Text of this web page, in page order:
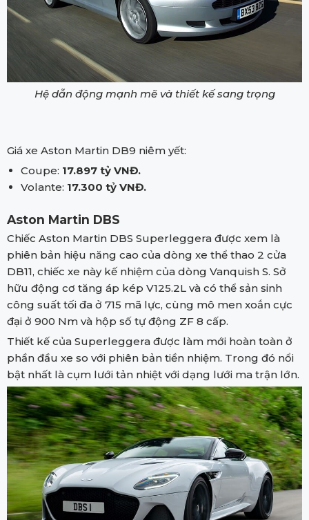
Hệ dẫn động mạnh mẽ và thiết kế sang trọng
Giá xe Aston Martin DB9 niêm yết:
Coupe: 17.897 tỷ VNĐ.
Volante: 17.300 tỷ VNĐ.
Aston Martin DBS
Chiếc Aston Martin DBS Superleggera được xem là
phiên bản hiệu năng cao của dòng xe thể thao 2 cửa
DB11, chiếc xe này kế nhiệm của dòng Vanquish S. Sở
hữu động cơ tăng áp kép V125.2L và có thể sản sinh
công suất tối đa ở 715 mã lực, cùng mô men xoắn cực
đại ở 900 Nm và hộp số tự động ZF 8 cấp.
Thiết kế của Superleggera được làm mới hoàn toàn ở
phần đầu xe so với phiên bản tiền nhiệm. Trong đó nổi
bật nhất là cụm lưới tản nhiệt với dạng lưới ma trận lớn.